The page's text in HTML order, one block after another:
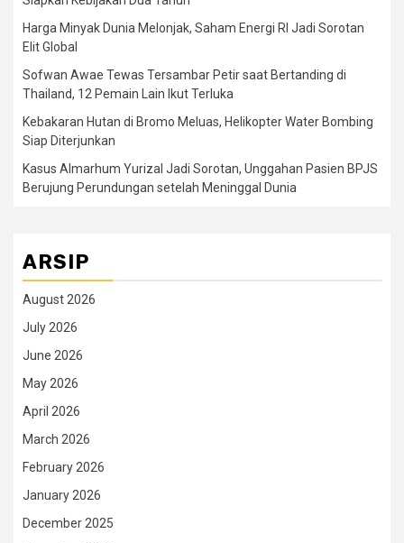
Harga Minyak Dunia Melonjak, Saham Energi RI Jadi Sorotan
Elit Global
Sofwan Awae Tewas Tersambar Petir saat Bertanding di
Thailand, 12 Pemain Lain Ikut Terluka
Kebakaran Hutan di Bromo Meluas, Helikopter Water Bombing
Siap Diterjunkan
Kasus Almarhum Yurizal Jadi Sorotan, Unggahan Pasien BPJS
Berujung Perundungan setelah Meninggal Dunia
ARSIP
August 2026
July 2026
June 2026
May 2026
April 2026
March 2026
February 2026
January 2026
December 2025